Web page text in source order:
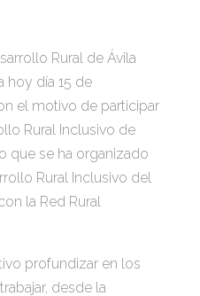
Rural de Ávila
hoy día 15 de
el motivo de participar
Rural Inclusivo de
que se ha organizado
Rural Inclusivo del
la Red Rural
profundizar en los
desde la